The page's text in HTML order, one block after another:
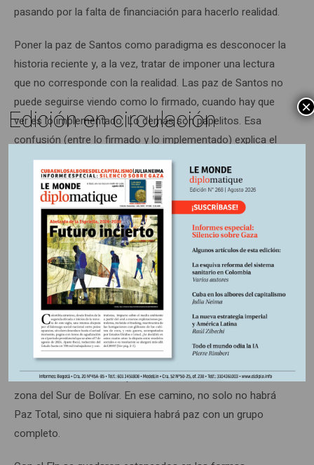
pasando por la falta de financiación para hacerlo realidad.
Poner la paz de Santos como paradigma es desconocer la
historia reciente y, a la vez, tratar de imponer una lectura
que no corresponde con la realidad. Las paz de Santos no
puede seguirse viendo como lo firmado, cuando hay que
ver es lo implementado. Lo demás son papelitos. Esa
confusión (entre lo firmado y lo implementado) explica el
retorno a la guerra en Mali o, recientemente, en el Congo.
Incluso, un sector de la izquierda en el gobierno renunció a
los requisitos que exigíamos a gobiernos anteriores para
construir paz: insistir en que no es desarme, sino justicia
social; escuchar de verdad a las regiones (lo que explica
parte de la crisis del Catatumbo); romper la connivencia
entre las Fuerzas Armadas y los paramilitares, distinguir la
política de paz de la política de seguridad, etcétera.
La decisión del Gobierno sobre la división del Eln en Nariño
es exactamente todo lo contrario a la búsqueda de la Paz
Total. Y ahora buscan repetir el mismo error con el Eln en la
zona del Sur de Bolívar. En ese camino, no solo no habrá
Paz Total, sino que ni siquiera habrá paz con un grupo
completo.
Edición en circulación ×